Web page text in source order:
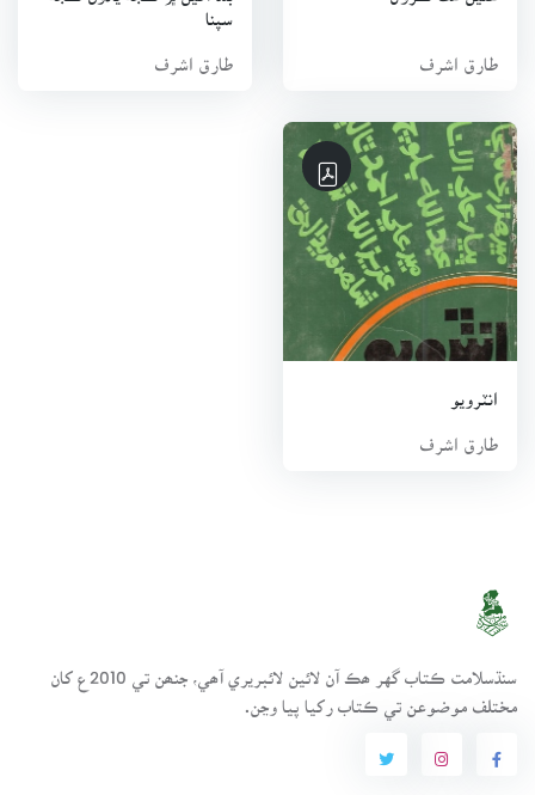
طارق اشرف
سپنا
طارق اشرف
انٽرويو
طارق اشرف
سنڌسلامت ڪتاب گهر ھڪ آن لائين لائبريري آھي، جنھن تي 2010ع کان
مختلف موضوعن تي ڪتاب رکيا پيا وڃن.